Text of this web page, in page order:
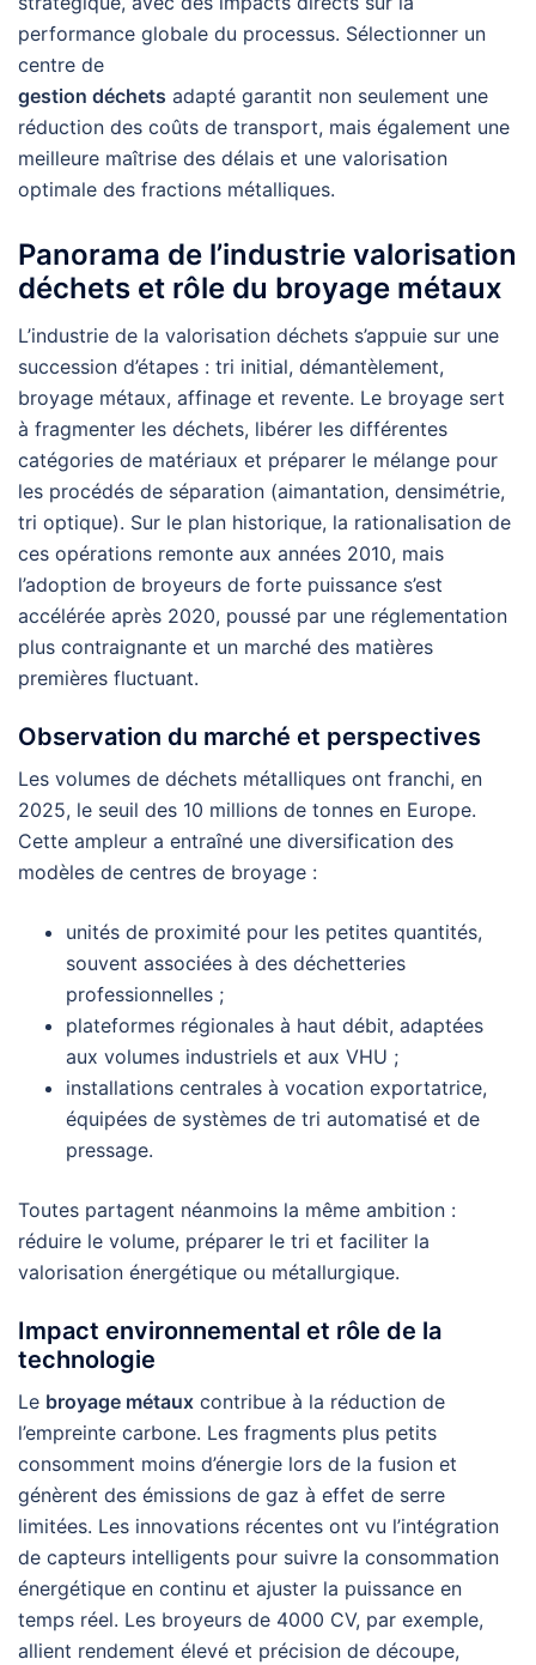
performance globale du processus. Sélectionner un
centre de
gestion déchets adapté garantit non seulement une
réduction des coûts de transport, mais également une
meilleure maîtrise des délais et une valorisation
optimale des fractions métalliques.
Panorama de l’industrie valorisation
déchets et rôle du broyage métaux
L’industrie de la valorisation déchets s’appuie sur une
succession d’étapes : tri initial, démantèlement,
broyage métaux, affinage et revente. Le broyage sert
à fragmenter les déchets, libérer les différentes
catégories de matériaux et préparer le mélange pour
les procédés de séparation (aimantation, densimétrie,
tri optique). Sur le plan historique, la rationalisation de
ces opérations remonte aux années 2010, mais
l’adoption de broyeurs de forte puissance s’est
accélérée après 2020, poussé par une réglementation
plus contraignante et un marché des matières
premières fluctuant.
Observation du marché et perspectives
Les volumes de déchets métalliques ont franchi, en
2025, le seuil des 10 millions de tonnes en Europe.
Cette ampleur a entraîné une diversification des
modèles de centres de broyage :
unités de proximité pour les petites quantités,
souvent associées à des déchetteries
professionnelles ;
plateformes régionales à haut débit, adaptées
aux volumes industriels et aux VHU ;
installations centrales à vocation exportatrice,
équipées de systèmes de tri automatisé et de
pressage.
Toutes partagent néanmoins la même ambition :
réduire le volume, préparer le tri et faciliter la
valorisation énergétique ou métallurgique.
Impact environnemental et rôle de la
technologie
Le broyage métaux contribue à la réduction de
l’empreinte carbone. Les fragments plus petits
consomment moins d’énergie lors de la fusion et
génèrent des émissions de gaz à effet de serre
limitées. Les innovations récentes ont vu l’intégration
de capteurs intelligents pour suivre la consommation
énergétique en continu et ajuster la puissance en
temps réel. Les broyeurs de 4000 CV, par exemple,
allient rendement élevé et précision de découpe,